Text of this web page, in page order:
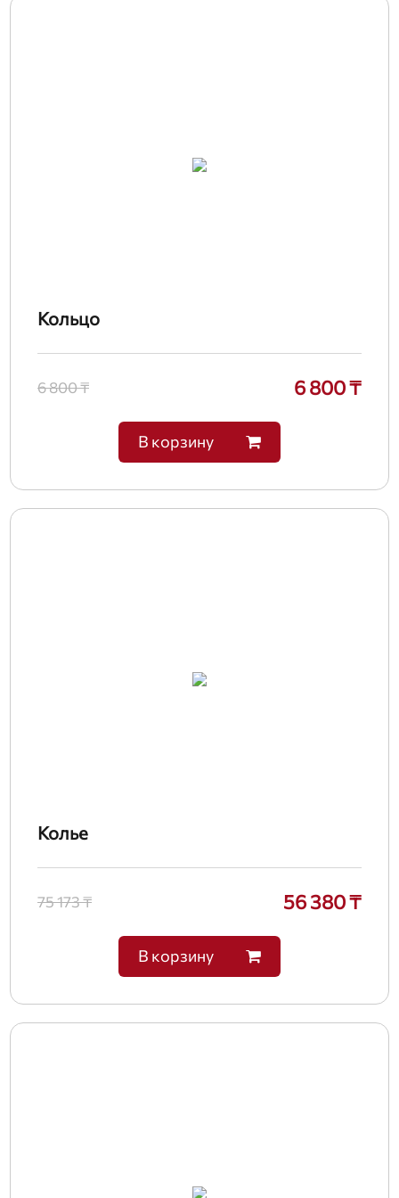
Кольцо
6 800 ₸ 6 800 ₸
В корзину
Колье
75 173 ₸ 56 380 ₸
В корзину